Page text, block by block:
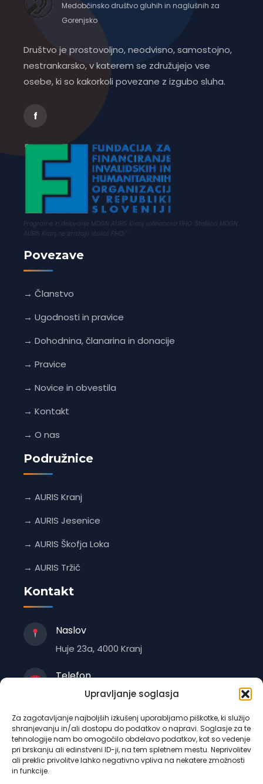
Upravljanje soglasja
Za zagotavljanje najboljših izkušenj uporabljamo piškotke, ki služijo
shranjevanju in/ali dostopu do podatkov o napravi. Soglasje za te
tehnologije nam bo omogočilo obdelavo podatkov, kot so vedenje
pri brskanju ali edinstveni ID-ji, na tem spletnem mestu. Neprivolitev
ali preklic privolitve lahko negativno vpliva na nekatere zmožnosti
in funkcije.
Medobčinsko društvo gluhih in naglušnih za
Gorenjsko
Društvo je prostovoljno, neodvisno, samostojno,
nestrankarsko, v katerem se združujejo vse
osebe, ki so kakorkoli povezane z izgubo sluha.
f
Programe in delovanje MDGN AURIS Kranj sofinancira FIHO. Stališča MDGN
AURIS Kranj ne izražajo stališč FIHO.”
Povezave
→ Članstvo
→ Ugodnosti in pravice
→ Dohodnina, članarina in donacije
→ Pravice
→ Novice in obvestila
→ Kontakt
→ O nas
Podružnice
→ AURIS Kranj
→ AURIS Jesenice
→ AURIS Škofja Loka
→ AURIS Tržič
Kontakt
Naslov
Huje 23a, 4000 Kranj
Telefon
+386 4 235 1470
E-pošta
info@auris.si
Delovni čas